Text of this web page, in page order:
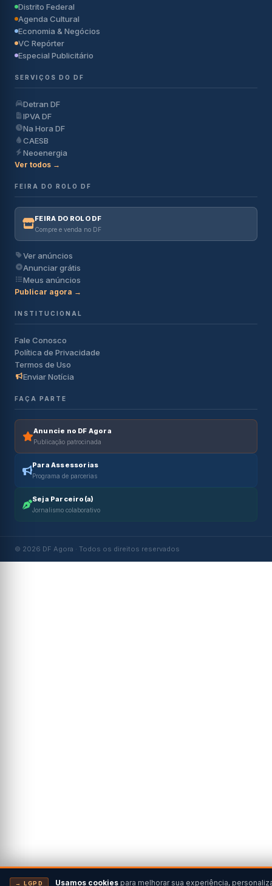
Distrito Federal
Agenda Cultural
Economia & Negócios
VC Repórter
Especial Publicitário
SERVIÇOS DO DF
Detran DF
IPVA DF
Na Hora DF
CAESB
Neoenergia
Ver todos →
FEIRA DO ROLO DF
FEIRA DO ROLO DF
Compre e venda no DF
Ver anúncios
Anunciar grátis
Meus anúncios
Publicar agora →
INSTITUCIONAL
Fale Conosco
Política de Privacidade
Termos de Uso
Enviar Notícia
FAÇA PARTE
Anuncie no DF Agora
Publicação patrocinada
Para Assessorias
Programa de parcerias
Seja Parceiro(a)
Jornalismo colaborativo
© 2026 DF Agora · Todos os direitos reservados
→ LGPD Usamos cookies para melhorar sua experiência,